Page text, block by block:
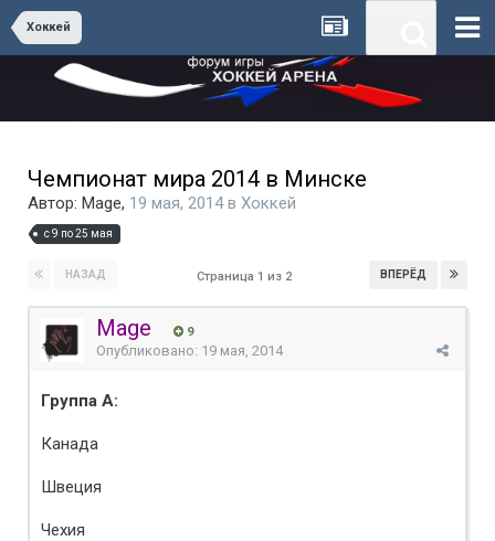
Хоккей
Чемпионат мира 2014 в Минске
Автор: Mage, 19 мая, 2014в Хоккей
с 9 по 25 мая
НАЗАД ВПЕРЁД
Страница 1 из 2
Mage 9
Опубликовано: 19 мая, 2014
Группа А:
Канада
Швеция
Чехия